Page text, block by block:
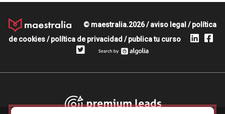
© maestralia.2026 /aviso legal /política
de cookies/política de privacidad /publica tu curso
Premium leads